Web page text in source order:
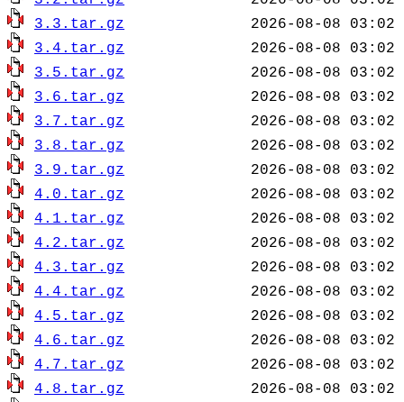
3.3.tar.gz
3.4.tar.gz
3.5.tar.gz
3.6.tar.gz
3.7.tar.gz
3.8.tar.gz
3.9.tar.gz
4.0.tar.gz
4.1.tar.gz
4.2.tar.gz
4.3.tar.gz
4.4.tar.gz
4.5.tar.gz
4.6.tar.gz
4.7.tar.gz
4.8.tar.gz